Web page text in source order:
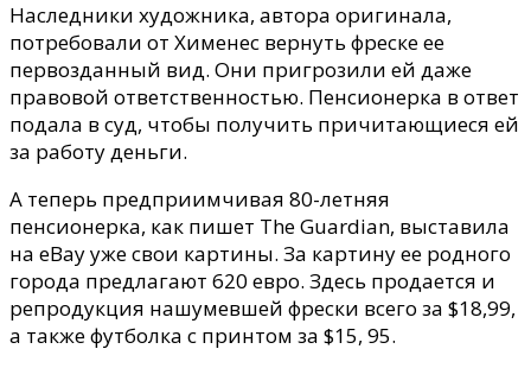
Наследники художника, автора оригинала,
потребовали от Хименес вернуть фреске ее
первозданный вид. Они пригрозили ей даже
правовой ответственностью. Пенсионерка в ответ
подала в суд, чтобы получить причитающиеся ей
за работу деньги.
А теперь предприимчивая 80-летняя
пенсионерка, как пишет The Guardian, выставила
на еВay уже свои картины. За картину ее родного
города предлагают 620 евро. Здесь продается и
репродукция нашумевшей фрески всего за $18,99,
а также футболка с принтом за $15, 95.